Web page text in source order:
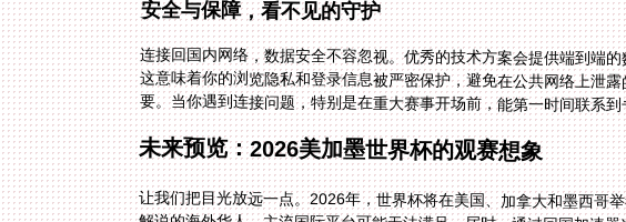
安全与保障，看不见的守护
连接回国内网络，数据安全不容忽视。优秀的技术方案会提供端到端
这意味着你的浏览隐私和登录信息被严密保护，避免在公共网络上泄
要。当你遇到连接问题，特别是在重大赛事开场前，能第一时间联系
未来预览：2026美加墨世界杯的观赛想象
让我们把目光放远一点。2026年，世界杯将在美国、加拿大和墨西哥
解说的海外华人，主流国际平台可能无法满足。届时，通过回国加速
选择。你可以提前在加速器应用中设置“智能赛事模式”，它会在比赛
纽约的家里，用大屏电视投屏观看，享受与国内同步、毫无延迟的中